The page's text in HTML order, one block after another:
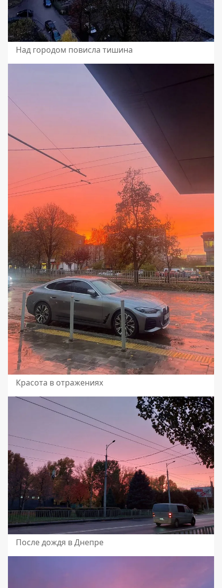
Над городом повисла тишина
Красота в отражениях
После дождя в Днепре